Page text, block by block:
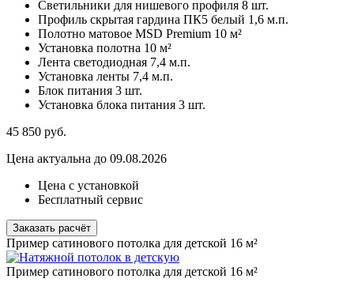
Светильники для нишевого профиля 8 шт.
Профиль скрытая гардина ПК5 белый 1,6 м.п.
Полотно матовое MSD Premium 10 м²
Установка полотна 10 м²
Лента светодиодная 7,4 м.п.
Установка ленты 7,4 м.п.
Блок питания 3 шт.
Установка блока питания 3 шт.
45 850 руб.
Цена актуальна до 09.08.2026
Цена с установкой
Бесплатный сервис
Заказать расчёт
Пример сатинового потолка для детской 16 м²
Пример сатинового потолка для детской 16 м²